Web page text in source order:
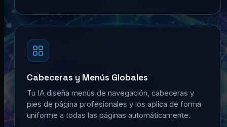
Cabeceras y Menús Globales
Tu IA diseña menús de navegación, cabeceras y
pies de página profesionales y los aplica de forma
uniforme a todas las páginas automáticamente.